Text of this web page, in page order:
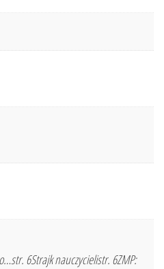
6Strajk nauczycielistr. 6ZMP: